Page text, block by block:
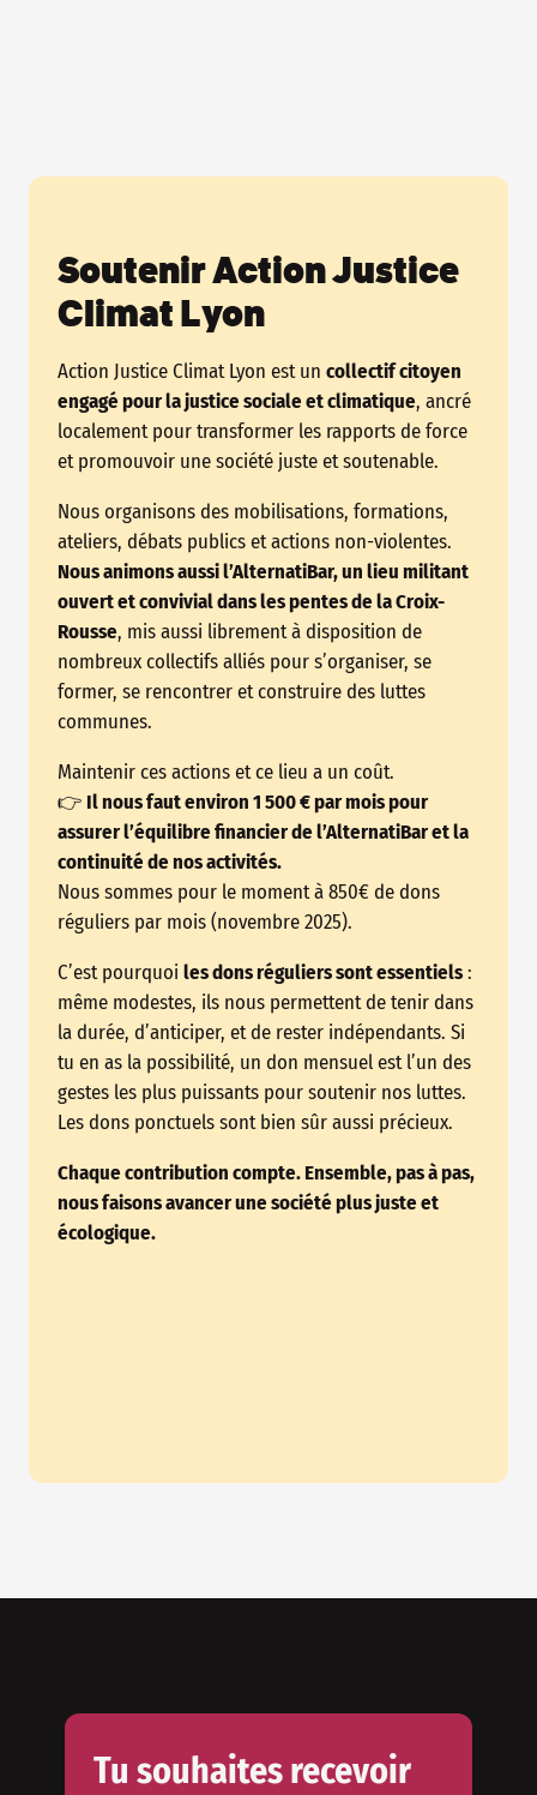
Soutenir Action Justice
Climat Lyon
Action Justice Climat Lyon est un collectif citoyen
engagé pour la justice sociale et climatique, ancré
localement pour transformer les rapports de force
et promouvoir une société juste et soutenable.
Nous organisons des mobilisations, formations,
ateliers, débats publics et actions non-violentes.
Nous animons aussi l’AlternatiBar, un lieu militant
ouvert et convivial dans les pentes de la Croix-
Rousse, mis aussi librement à disposition de
nombreux collectifs alliés pour s’organiser, se
former, se rencontrer et construire des luttes
communes.
Maintenir ces actions et ce lieu a un coût.
👉 Il nous faut environ 1 500 € par mois pour
assurer l’équilibre financier de l’AlternatiBar et la
continuité de nos activités.
Nous sommes pour le moment à 850€ de dons
réguliers par mois (novembre 2025).
C’est pourquoi les dons réguliers sont essentiels :
même modestes, ils nous permettent de tenir dans
la durée, d’anticiper, et de rester indépendants. Si
tu en as la possibilité, un don mensuel est l’un des
gestes les plus puissants pour soutenir nos luttes.
Les dons ponctuels sont bien sûr aussi précieux.
Chaque contribution compte. Ensemble, pas à pas,
nous faisons avancer une société plus juste et
écologique.
Tu souhaites recevoir